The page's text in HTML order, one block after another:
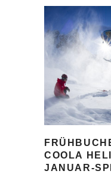
COOLA
JANUAR-